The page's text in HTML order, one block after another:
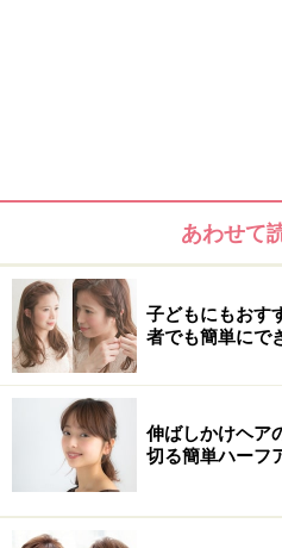
肩に当たってハネやすい長さの
ヘアアレンジの方法
あわせて
子どもにもおす
者でも簡単にで
伸ばしかけヘア
切る簡単ハーフ